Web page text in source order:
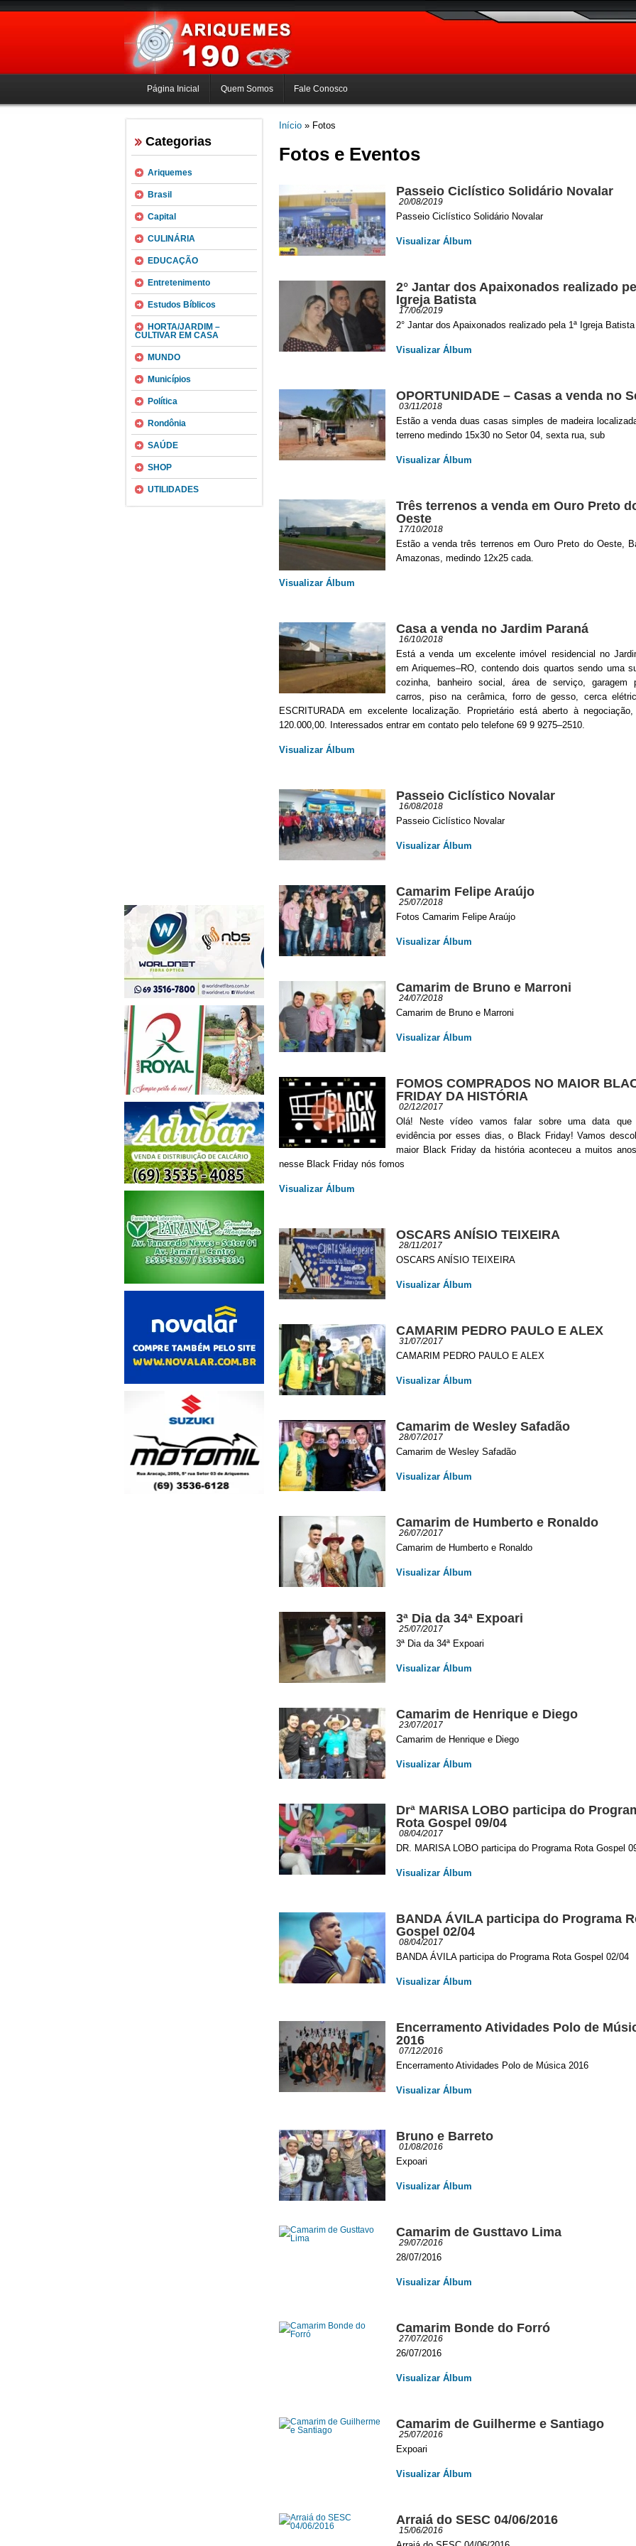
Página Inicial Quem Somos Fale Conosco
Categorias
Ariquemes
Brasil
Capital
CULINÁRIA
EDUCAÇÃO
Entretenimento
Estudos Bíblicos
HORTA/JARDIM –
CULTIVAR EM CASA
MUNDO
Municípios
Política
Rondônia
SAÚDE
SHOP
UTILIDADES
Início» Fotos
Fotos e Eventos
Passeio Ciclístico Solidário Novalar
20/08/2019
Passeio Ciclístico Solidário Novalar
Visualizar Álbum
2° Jantar dos Apaixonados realizado
Igreja Batista
17/06/2019
2° Jantar dos Apaixonados realizado pela 1ª Igreja Batista
Visualizar Álbum
OPORTUNIDADE – Casas a venda no
03/11/2018
Estão a venda duas casas simples de madeira
terreno medindo 15x30 no Setor 04, sexta rua, sub
Visualizar Álbum
Três terrenos a venda em Ouro Preto
Oeste
17/10/2018
Estão a venda três terrenos em Ouro Preto do Oeste,
Amazonas, medindo 12x25 cada.
Visualizar Álbum
Casa a venda no Jardim Paraná
16/10/2018
Está a venda um excelente imóvel residencial no
em Ariquemes–RO, contendo dois quartos sendo uma
cozinha, banheiro social, área de serviço, garagem
carros, piso na cerâmica, forro de gesso, cerca
ESCRITURADA em excelente localização. Proprietário está aberto à
120.000,00. Interessados entrar em contato pelo telefone 69 9 9275–2510.
Visualizar Álbum
Passeio Ciclístico Novalar
16/08/2018
Passeio Ciclístico Novalar
Visualizar Álbum
Camarim Felipe Araújo
25/07/2018
Fotos Camarim Felipe Araújo
Visualizar Álbum
Camarim de Bruno e Marroni
24/07/2018
Camarim de Bruno e Marroni
Visualizar Álbum
FOMOS COMPRADOS NO MAIOR
FRIDAY DA HISTÓRIA
02/12/2017
Olá! Neste vídeo vamos falar sobre uma data que
evidência por esses dias, o Black Friday! Vamos
maior Black Friday da história aconteceu a muitos
nesse Black Friday nós fomos
Visualizar Álbum
OSCARS ANÍSIO TEIXEIRA
28/11/2017
OSCARS ANÍSIO TEIXEIRA
Visualizar Álbum
CAMARIM PEDRO PAULO E ALEX
31/07/2017
CAMARIM PEDRO PAULO E ALEX
Visualizar Álbum
Camarim de Wesley Safadão
28/07/2017
Camarim de Wesley Safadão
Visualizar Álbum
Camarim de Humberto e Ronaldo
26/07/2017
Camarim de Humberto e Ronaldo
Visualizar Álbum
3ª Dia da 34ª Expoari
25/07/2017
3ª Dia da 34ª Expoari
Visualizar Álbum
Camarim de Henrique e Diego
23/07/2017
Camarim de Henrique e Diego
Visualizar Álbum
Drª MARISA LOBO participa do
Rota Gospel 09/04
08/04/2017
DR. MARISA LOBO participa do Programa Rota Gospel
Visualizar Álbum
BANDA ÁVILA participa do Programa
Gospel 02/04
08/04/2017
BANDA ÁVILA participa do Programa Rota Gospel 02/04
Visualizar Álbum
Encerramento Atividades Polo de
2016
07/12/2016
Encerramento Atividades Polo de Música 2016
Visualizar Álbum
Bruno e Barreto
01/08/2016
Expoari
Visualizar Álbum
Camarim de Gusttavo Lima
29/07/2016
28/07/2016
Visualizar Álbum
Camarim Bonde do Forró
27/07/2016
26/07/2016
Visualizar Álbum
Camarim de Guilherme e Santiago
25/07/2016
Expoari
Visualizar Álbum
Arraiá do SESC 04/06/2016
15/06/2016